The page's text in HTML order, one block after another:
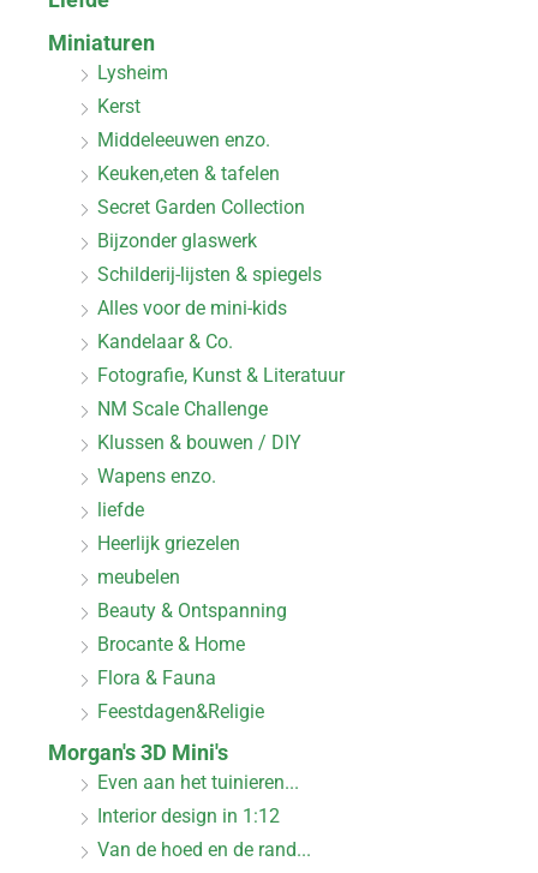
Miniaturen
Lysheim
Kerst
Middeleeuwen enzo.
Keuken,eten & tafelen
Secret Garden Collection
Bijzonder glaswerk
Schilderij-lijsten & spiegels
Alles voor de mini-kids
Kandelaar & Co.
Fotografie, Kunst & Literatuur
NM Scale Challenge
Klussen & bouwen / DIY
Wapens enzo.
liefde
Heerlijk griezelen
meubelen
Beauty & Ontspanning
Brocante & Home
Flora & Fauna
Feestdagen&Religie
Morgan's 3D Mini's
Even aan het tuinieren...
Interior design in 1:12
Van de hoed en de rand...